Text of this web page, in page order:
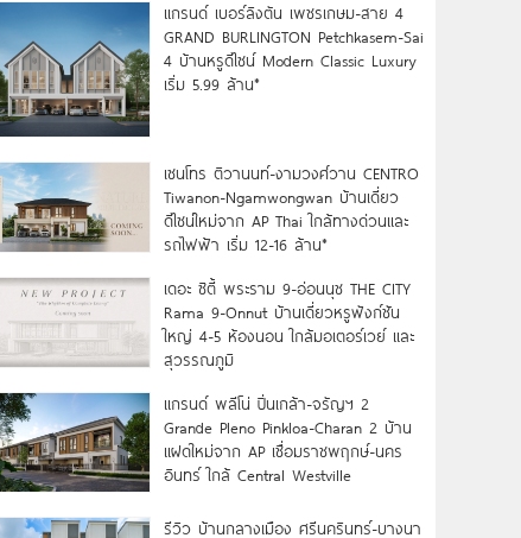
แกรนด์ เบอร์ลิงตัน เพชรเกษม-สาย 4
GRAND BURLINGTON Petchkasem-Sai
4 บ้านหรูดีไซน์ Modern Classic Luxury
เริ่ม 5.99 ล้าน*
เซนโทร ติวานนท์-งามวงศ์วาน CENTRO
Tiwanon-Ngamwongwan บ้านเดี่ยว
ดีไซน์ใหม่จาก AP Thai ใกล้ทางด่วนและ
รถไฟฟ้า เริ่ม 12-16 ล้าน*
เดอะ ซิตี้ พระราม 9-อ่อนนุช THE CITY
Rama 9-Onnut บ้านเดี่ยวหรูฟังก์ชัน
ใหญ่ 4-5 ห้องนอน ใกล้มอเตอร์เวย์ และ
สุวรรณภูมิ
แกรนด์ พลีโน่ ปิ่นเกล้า-จรัญฯ 2
Grande Pleno Pinkloa-Charan 2 บ้าน
แฝดใหม่จาก AP เชื่อมราชพฤกษ์-นคร
อินทร์ ใกล้ Central Westville
รีวิว บ้านกลางเมือง ศรีนครินทร์-บางนา